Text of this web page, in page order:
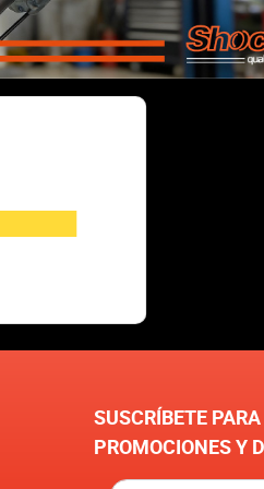
SUSCRÍBETE
PROMOCIONES Y